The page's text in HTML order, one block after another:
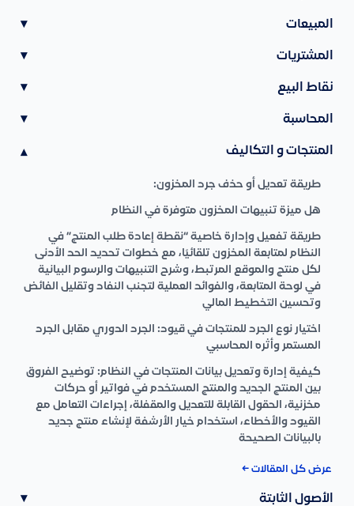
المبيعات ▾
المشتريات ▾
نقاط البيع ▾
المحاسبة ▾
المنتجات و التكاليف ▾
طريقة تعديل أو حذف جرد المخزون:
هل ميزة تنبيهات المخزون متوفرة في النظام
طريقة تفعيل وإدارة خاصية “نقطة إعادة طلب المنتج” في
النظام لمتابعة المخزون تلقائيًا، مع خطوات تحديد الحد الأدنى
لكل منتج والموقع المرتبط، وشرح التنبيهات والرسوم البيانية
في لوحة المتابعة، والفوائد العملية لتجنب النفاد وتقليل الفائض
وتحسين التخطيط المالي
اختيار نوع الجرد للمنتجات في قيود: الجرد الدوري مقابل الجرد
المستمر وأثره المحاسبي
كيفية إدارة وتعديل بيانات المنتجات في النظام: توضيح الفروق
بين المنتج الجديد والمنتج المستخدم في فواتير أو حركات
مخزنية، الحقول القابلة للتعديل والمقفلة، إجراءات التعامل مع
القيود والأخطاء، استخدام خيار الأرشفة لإنشاء منتج جديد
بالبيانات الصحيحة
عرض كل المقالات ←
الأصول الثابتة ▾